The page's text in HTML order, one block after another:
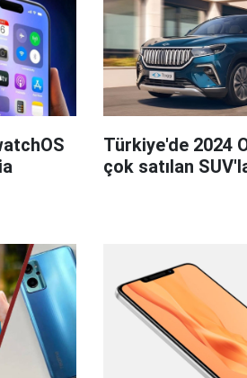
Türkiye'de 2024
çok satılan